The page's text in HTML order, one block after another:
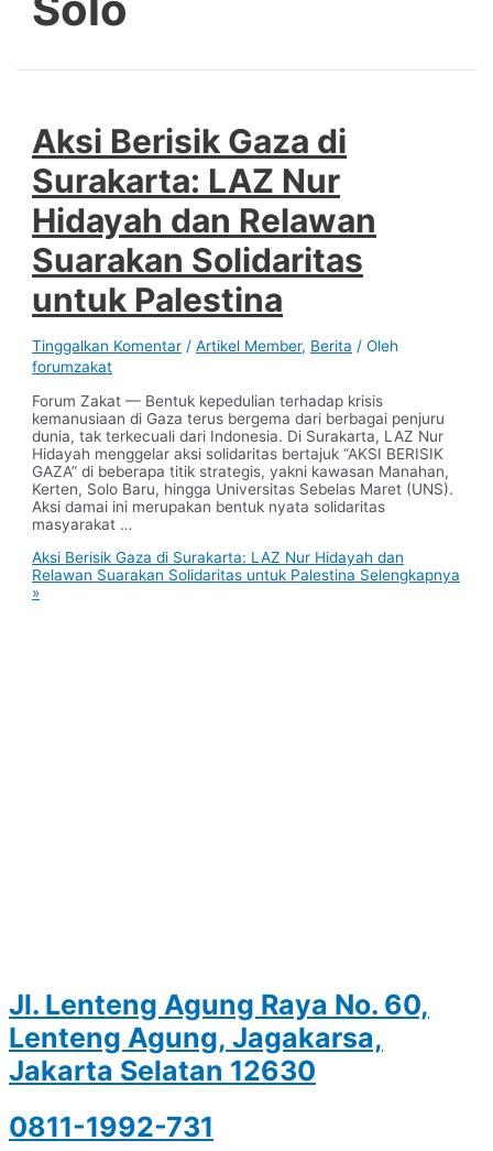
Aksi Berisik Gaza di
Surakarta: LAZ Nur
Hidayah dan Relawan
Suarakan Solidaritas
untuk Palestina
Tinggalkan Komentar /Artikel Member, Berita / Oleh
forumzakat
Forum Zakat — Bentuk kepedulian terhadap krisis
kemanusiaan di Gaza terus bergema dari berbagai penjuru
dunia, tak terkecuali dari Indonesia. Di Surakarta, LAZ Nur
Hidayah menggelar aksi solidaritas bertajuk “AKSI BERISIK
GAZA” di beberapa titik strategis, yakni kawasan Manahan,
Kerten, Solo Baru, hingga Universitas Sebelas Maret (UNS).
Aksi damai ini merupakan bentuk nyata solidaritas
masyarakat …
Aksi Berisik Gaza di Surakarta: LAZ Nur Hidayah dan
Relawan Suarakan Solidaritas untuk Palestina Selengkapnya
»
Jl. Lenteng Agung Raya No. 60,
Lenteng Agung, Jagakarsa,
Jakarta Selatan 12630
0811-1992-731